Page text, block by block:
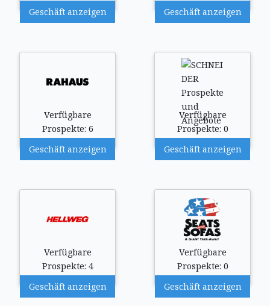
Geschäft anzeigen
Geschäft anzeigen
Verfügbare
Prospekte: 6
Geschäft anzeigen
Verfügbare
Prospekte: 0
Geschäft anzeigen
Verfügbare
Prospekte: 4
Geschäft anzeigen
Verfügbare
Prospekte: 0
Geschäft anzeigen